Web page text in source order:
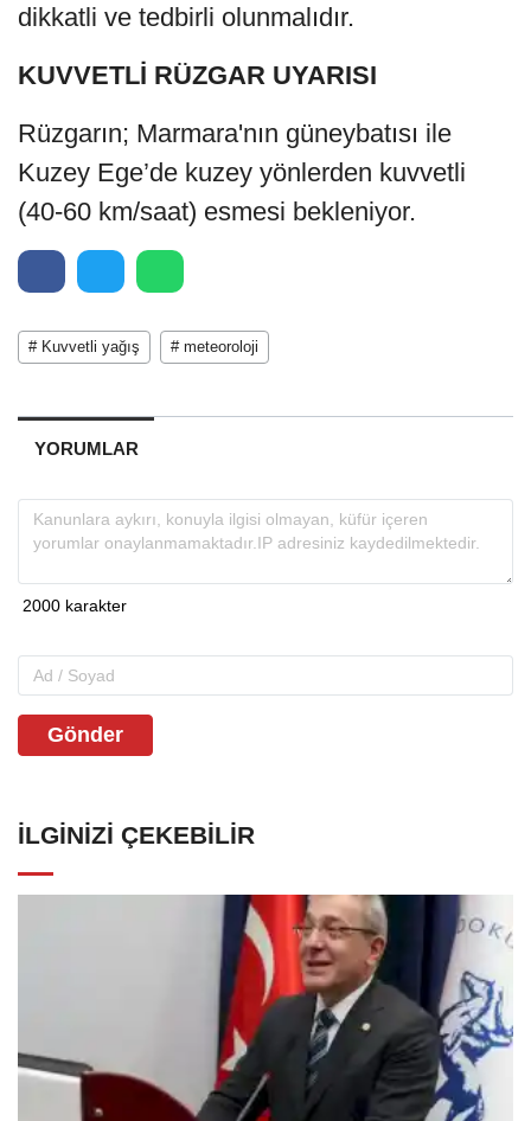
dikkatli ve tedbirli olunmalıdır.
KUVVETLİ RÜZGAR UYARISI
Rüzgarın; Marmara'nın güneybatısı ile
Kuzey Ege’de kuzey yönlerden kuvvetli
(40-60 km/saat) esmesi bekleniyor.
# Kuvvetli yağış # meteoroloji
YORUMLAR
Gönder
İLGINIZI ÇEKEBILIR